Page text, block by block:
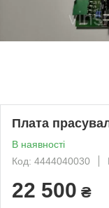
Плата
В наявності
Код: 4444040030
22 500 ₴